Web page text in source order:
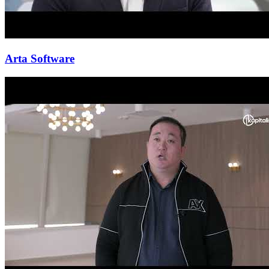
Arta Software